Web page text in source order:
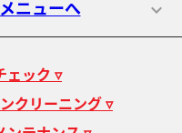
ニューへ
ェック ▿
クリーニング ▿